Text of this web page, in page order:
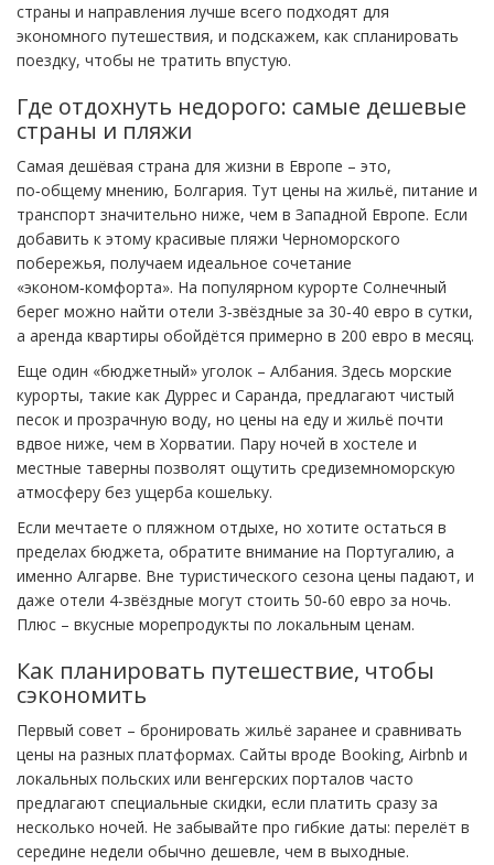
страны и направления лучше всего подходят для
экономного путешествия, и подскажем, как спланировать
поездку, чтобы не тратить впустую.
Где отдохнуть недорого: самые дешевые
страны и пляжи
Самая дешёвая страна для жизни в Европе – это,
по‑общему мнению, Болгария. Тут цены на жильё, питание и
транспорт значительно ниже, чем в Западной Европе. Если
добавить к этому красивые пляжи Черноморского
побережья, получаем идеальное сочетание
«эконом‑комфорта». На популярном курорте Солнечный
берег можно найти отели 3‑звёздные за 30‑40 евро в сутки,
а аренда квартиры обойдётся примерно в 200 евро в месяц.
Еще один «бюджетный» уголок – Албания. Здесь морские
курорты, такие как Дуррес и Саранда, предлагают чистый
песок и прозрачную воду, но цены на еду и жильё почти
вдвое ниже, чем в Хорватии. Пару ночей в хостеле и
местные таверны позволят ощутить средиземноморскую
атмосферу без ущерба кошельку.
Если мечтаете о пляжном отдыхе, но хотите остаться в
пределах бюджета, обратите внимание на Португалию, а
именно Алгарве. Вне туристического сезона цены падают, и
даже отели 4‑звёздные могут стоить 50‑60 евро за ночь.
Плюс – вкусные морепродукты по локальным ценам.
Как планировать путешествие, чтобы
сэкономить
Первый совет – бронировать жильё заранее и сравнивать
цены на разных платформах. Сайты вроде Booking, Airbnb и
локальных польских или венгерских порталов часто
предлагают специальные скидки, если платить сразу за
несколько ночей. Не забывайте про гибкие даты: перелёт в
середине недели обычно дешевле, чем в выходные.